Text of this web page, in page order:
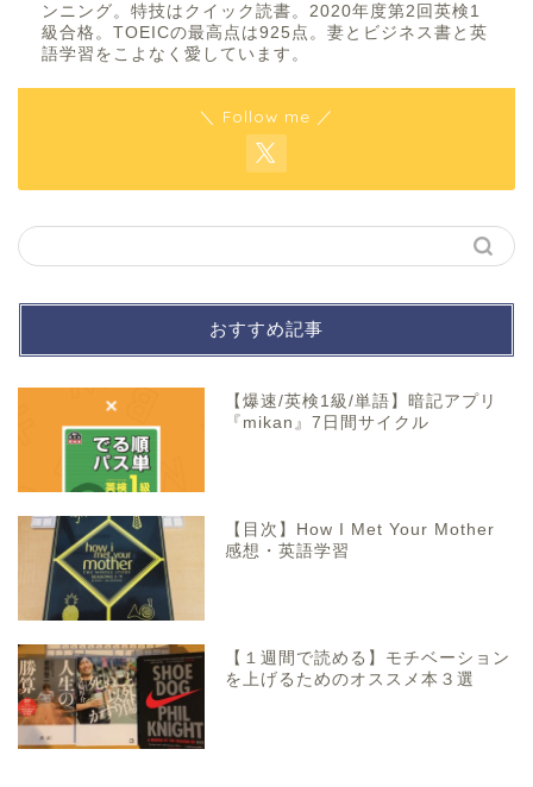
ンニング。特技はクイック読書。2020年度第2回英検1
級合格。TOEICの最高点は925点。妻とビジネス書と英
語学習をこよなく愛しています。
＼ Follow me ／
おすすめ記事
【爆速/英検1級/単語】暗記アプリ
『mikan』7日間サイクル
【目次】How I Met Your Mother
感想・英語学習
【１週間で読める】モチベーション
を上げるためのオススメ本３選